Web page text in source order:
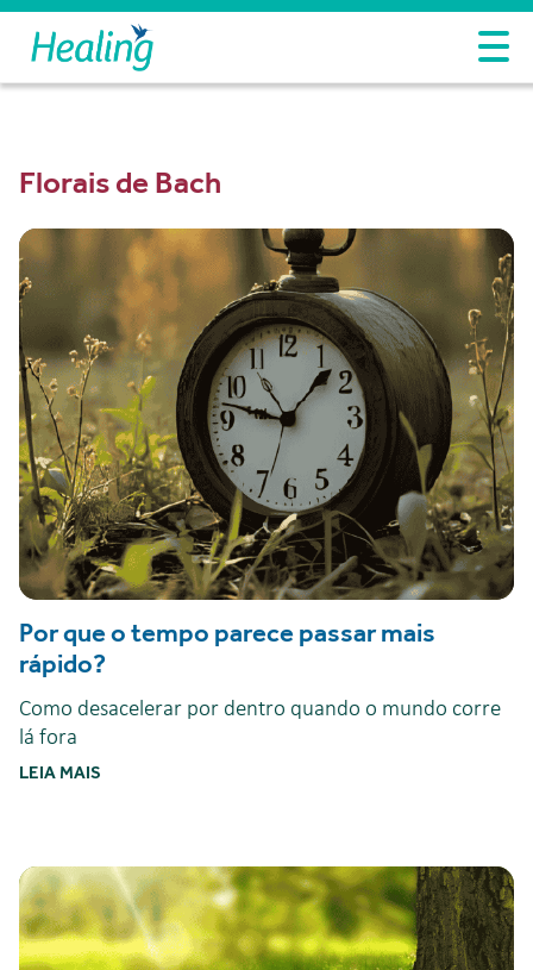
Florais de Bach
Por que o tempo parece passar mais
rápido?
Como desacelerar por dentro quando o mundo corre
lá fora
LEIA MAIS